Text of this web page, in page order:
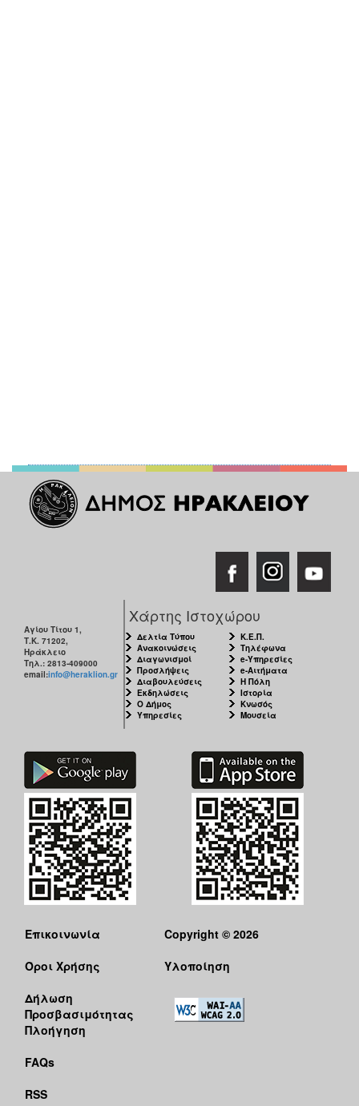
Αγίου Τίτου 1,
Τ.Κ. 71202,
Ηράκλειο
Τηλ.: 2813-409000
email:info@heraklion.gr
Χάρτης Ιστοχώρου
Δελτία Τύπου
Ανακοινώσεις
Διαγωνισμοί
Προσλήψεις
Διαβουλεύσεις
Εκδηλώσεις
Ο Δήμος
Υπηρεσίες
Κ.Ε.Π.
Τηλέφωνα
e-Υπηρεσίες
e-Αιτήματα
Η Πόλη
Ιστορία
Κνωσός
Μουσεία
Επικοινωνία
Όροι Χρήσης
Δήλωση
Προσβασιμότητας
Πλοήγηση
FAQs
RSS
Copyright © 2026
Υλοποίηση